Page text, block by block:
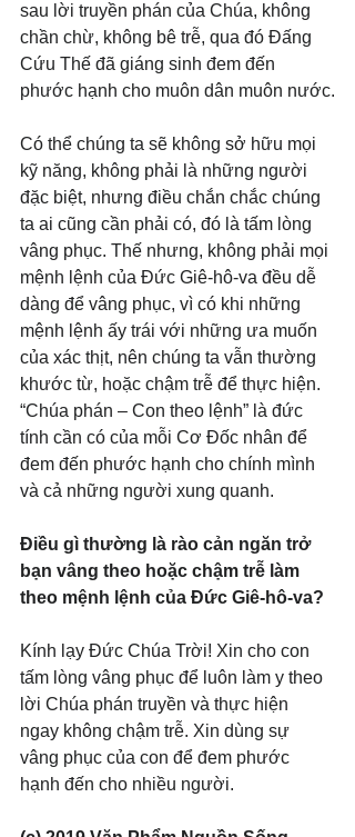
sau lời truyền phán của Chúa, không
chần chừ, không bê trễ, qua đó Đấng
Cứu Thế đã giáng sinh đem đến
phước hạnh cho muôn dân muôn nước.
Có thể chúng ta sẽ không sở hữu mọi
kỹ năng, không phải là những người
đặc biệt, nhưng điều chắn chắc chúng
ta ai cũng cần phải có, đó là tấm lòng
vâng phục. Thế nhưng, không phải mọi
mệnh lệnh của Đức Giê-hô-va đều dễ
dàng để vâng phục, vì có khi những
mệnh lệnh ấy trái với những ưa muốn
của xác thịt, nên chúng ta vẫn thường
khước từ, hoặc chậm trễ để thực hiện.
“Chúa phán – Con theo lệnh” là đức
tính cần có của mỗi Cơ Đốc nhân để
đem đến phước hạnh cho chính mình
và cả những người xung quanh.
Điều gì thường là rào cản ngăn trở
bạn vâng theo hoặc chậm trễ làm
theo mệnh lệnh của Đức Giê-hô-va?
Kính lạy Đức Chúa Trời! Xin cho con
tấm lòng vâng phục để luôn làm y theo
lời Chúa phán truyền và thực hiện
ngay không chậm trễ. Xin dùng sự
vâng phục của con để đem phước
hạnh đến cho nhiều người.